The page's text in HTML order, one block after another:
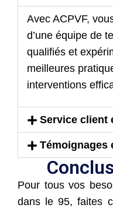
Avec ACPVF,
d’une équipe de
qualifiés et
meilleures
interventions
Service client
Témoignages
Pour tous vos
dans le 95, faites